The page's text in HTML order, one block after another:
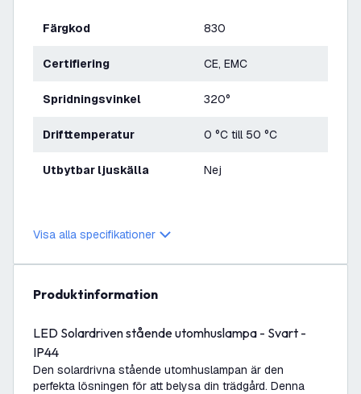
Färgkod 830
Certifiering CE, EMC
Spridningsvinkel 320°
Drifttemperatur 0 °C till 50 °C
Utbytbar ljuskälla Nej
Visa alla specifikationer
produktinformation
LED Solardriven stående utomhuslampa - Svart -
IP44
Den solardrivna stående utomhuslampan är den
perfekta lösningen för att belysa din trädgård. Denna